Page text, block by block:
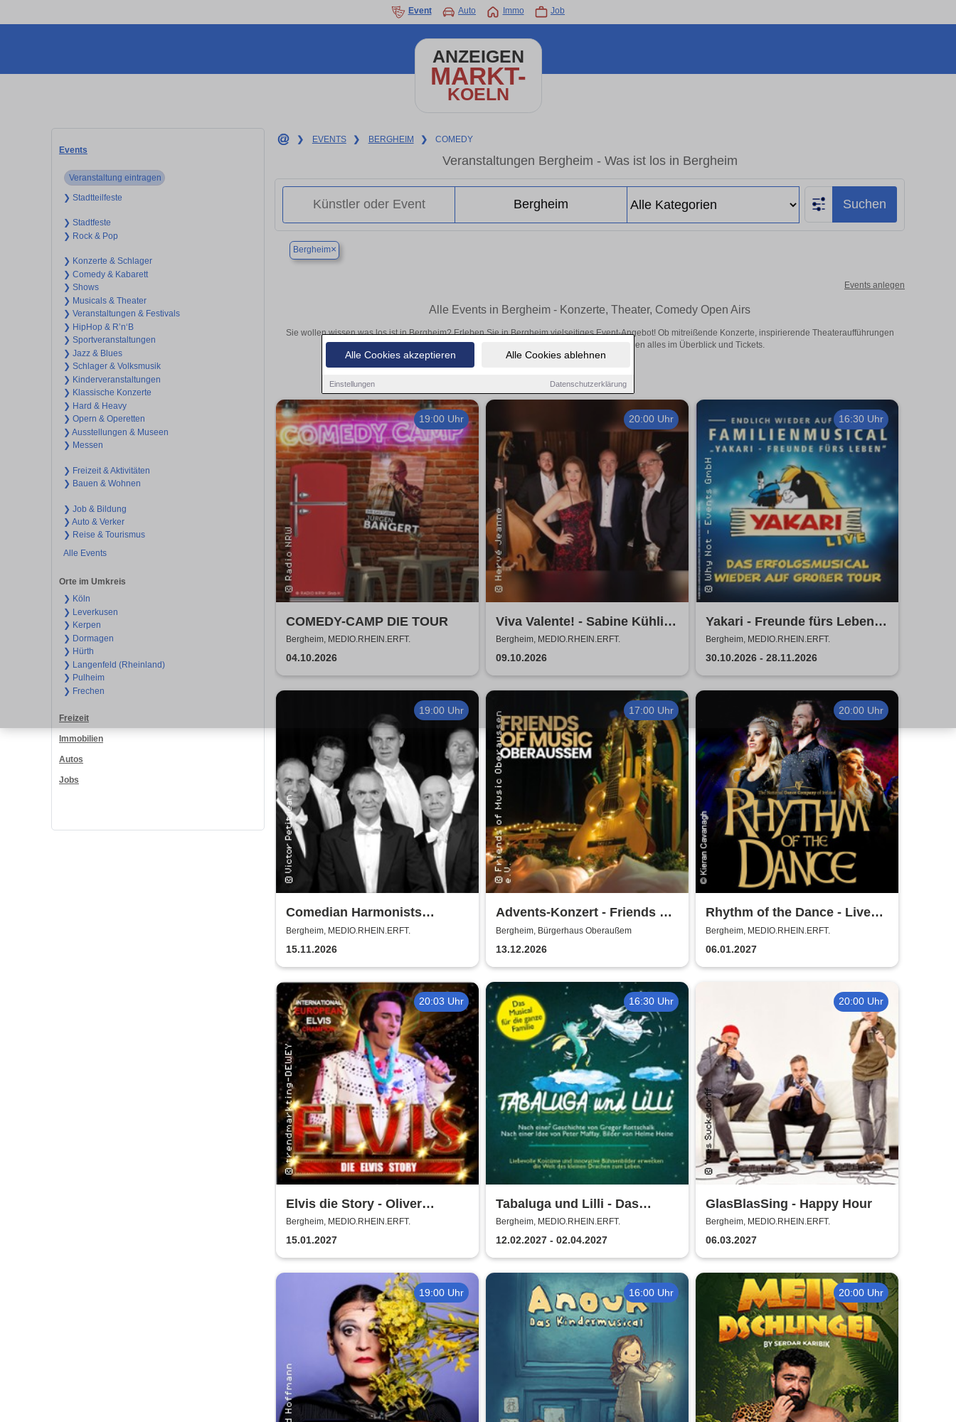
Alle Cookies akzeptieren Alle Cookies ablehnen
Einstellungen Datenschutzerklärung
Event Auto Immo Job
ANZEIGEN
MARKT-
KOELN
Events
Veranstaltung eintragen
❯ Stadtteilfeste
❯ Stadtfeste
❯ Rock & Pop
❯ Konzerte & Schlager
❯ Comedy & Kabarett
❯ Shows
❯ Musicals & Theater
❯ Veranstaltungen & Festivals
❯ HipHop & R’n‘B
❯ Sportveranstaltungen
❯ Jazz & Blues
❯ Schlager & Volksmusik
❯ Kinderveranstaltungen
❯ Klassische Konzerte
❯ Hard & Heavy
❯ Opern & Operetten
❯ Ausstellungen & Museen
❯ Messen
❯ Freizeit & Aktivitäten
❯ Bauen & Wohnen
❯ Job & Bildung
❯ Auto & Verker
❯ Reise & Tourismus
Alle Events
Orte im Umkreis
❯ Köln
❯ Leverkusen
❯ Kerpen
❯ Dormagen
❯ Hürth
❯ Langenfeld (Rheinland)
❯ Pulheim
❯ Frechen
Freizeit
Immobilien
Autos
Jobs
❯ EVENTS ❯ BERGHEIM ❯ COMEDY
Veranstaltungen Bergheim - Was ist los in Bergheim
Suchen
Bergheim×
Events anlegen
Alle Events in Bergheim - Konzerte, Theater, Comedy Open Airs
Sie wollen wissen was los ist in Bergheim? Erleben Sie in Bergheim vielseitiges Event-Angebot! Ob mitreißende Konzerte, inspirierende Theateraufführungen
oder aufregende Veranstaltungen in Bergheim – hier finden alles im Überblick und Tickets.
19:00 Uhr
COMEDY-CAMP DIE TOUR
Bergheim, MEDIO.RHEIN.ERFT.
04.10.2026
20:00 Uhr
Viva Valente! - Sabine Kühlich
& Jörg Seidel Trio - Tribute to
Catarina Vatente
Bergheim, MEDIO.RHEIN.ERFT.
09.10.2026
16:30 Uhr
Yakari - Freunde fürs Leben -
Das Musical für die ganze
Familie
Bergheim, MEDIO.RHEIN.ERFT.
30.10.2026 - 28.11.2026
19:00 Uhr
Comedian Harmonists
Forever - Das Leben ein
Konzert
Bergheim, MEDIO.RHEIN.ERFT.
15.11.2026
17:00 Uhr
Advents-Konzert - Friends of
Music Oberaussem
Bergheim, Bürgerhaus Oberaußem
13.12.2026
20:00 Uhr
Rhythm of the Dance - Live
2027
Bergheim, MEDIO.RHEIN.ERFT.
06.01.2027
20:03 Uhr
Elvis die Story - Oliver
Steinhoff + Band
Bergheim, MEDIO.RHEIN.ERFT.
15.01.2027
16:30 Uhr
Tabaluga und Lilli - Das
drachenstarke Musical für die
ganze Familie
Bergheim, MEDIO.RHEIN.ERFT.
12.02.2027 - 02.04.2027
20:00 Uhr
GlasBlasSing - Happy Hour
Bergheim, MEDIO.RHEIN.ERFT.
06.03.2027
19:00 Uhr 16:00 Uhr 20:00 Uhr